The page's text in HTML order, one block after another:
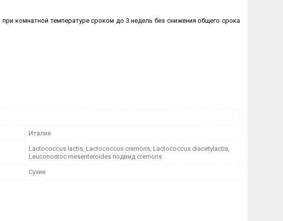
комнатной температуре сроком до 3 недель без снижения общего срока
Италия
Lactococcus lactis, Lactococcus cremoris, Lactococcus diacetylactis,
Leuconostoc mesenteroides подвид сremoris
Сухие